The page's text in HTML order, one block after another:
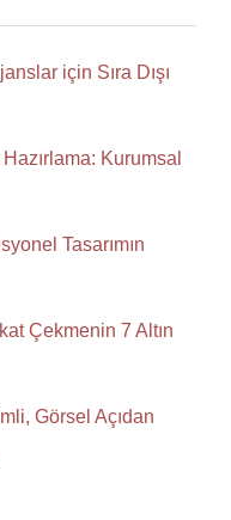
için Sıra Dışı
Kurumsal
Tasarımın
Çekmenin 7 Altın
Görsel Açıdan